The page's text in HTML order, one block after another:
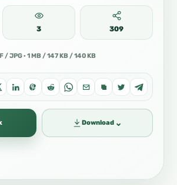
3 309
/ JPG · 1 MB / 147 KB / 140 KB
Download ⌄